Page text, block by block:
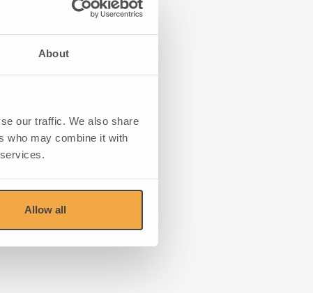
About
our traffic. We also share
who may combine it with
Allow all